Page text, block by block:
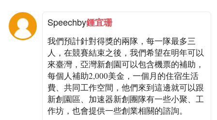
Speechby鍾宜珊
我們預計針對得獎的兩隊，每一隊最多三
人，在競賽結束之後，我們希望在明年可以
來臺灣，亞灣新創園可以包含機票的補助，
每個人補助2,000美金，一個月的住宿生活
費、共同工作空間，他們來到這邊就可以跟
新創園區、加速器新創團隊有一些小聚、工
作坊，也會提供一些創業相關的諮詢。